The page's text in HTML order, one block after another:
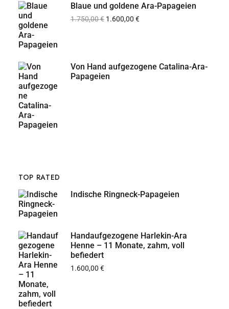
Blaue und goldene Ara-Papageien
1.750,00€ 1.600,00 €
Von Hand aufgezogene Catalina-Ara-
Papageien
TOP RATED
Indische Ringneck-Papageien
Handaufgezogene Harlekin-Ara
Henne – 11 Monate, zahm, voll
befiedert
1.600,00 €